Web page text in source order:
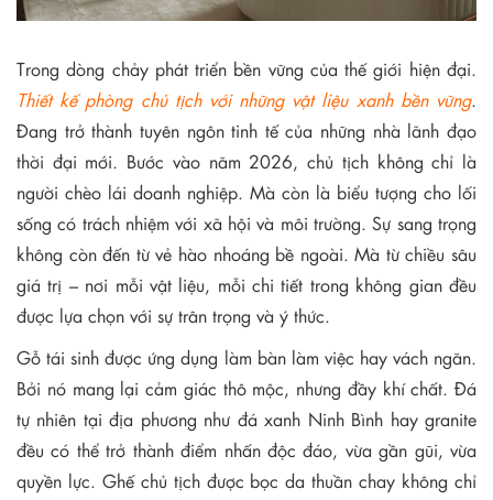
Trong dòng chảy phát triển bền vững của thế giới hiện đại.
Thiết kế phòng chủ tịch với những vật liệu xanh bền vững.
Đang trở thành tuyên ngôn tinh tế của những nhà lãnh đạo
thời đại mới. Bước vào năm 2026, chủ tịch không chỉ là
người chèo lái doanh nghiệp. Mà còn là biểu tượng cho lối
sống có trách nhiệm với xã hội và môi trường. Sự sang trọng
không còn đến từ vẻ hào nhoáng bề ngoài. Mà từ chiều sâu
giá trị – nơi mỗi vật liệu, mỗi chi tiết trong không gian đều
được lựa chọn với sự trân trọng và ý thức.
Gỗ tái sinh được ứng dụng làm bàn làm việc hay vách ngăn.
Bởi nó mang lại cảm giác thô mộc, nhưng đầy khí chất. Đá
tự nhiên tại địa phương như đá xanh Ninh Bình hay granite
đều có thể trở thành điểm nhấn độc đáo, vừa gần gũi, vừa
quyền lực. Ghế chủ tịch được bọc da thuần chay không chỉ